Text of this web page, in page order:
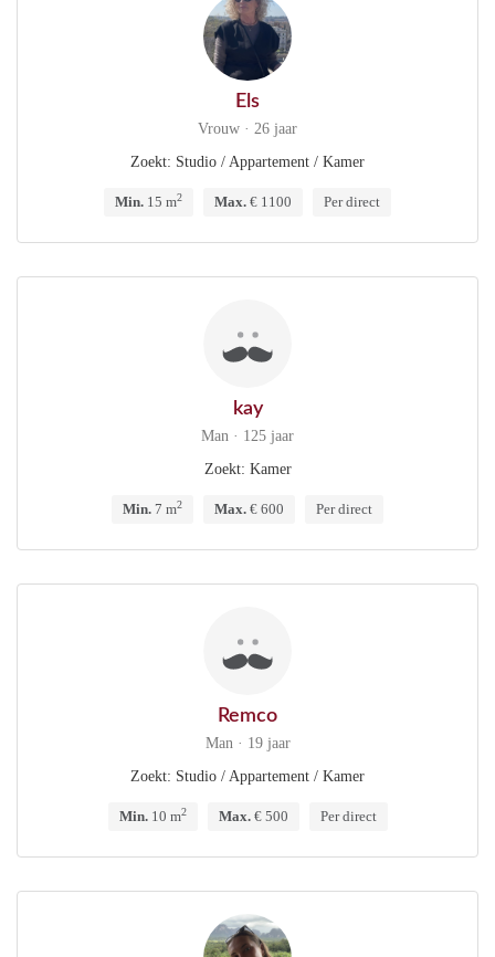
Els
Vrouw · 26 jaar
Zoekt: Studio / Appartement / Kamer
Min. 15 m2 Max. € 1100 Per direct
kay
Man · 125 jaar
Zoekt: Kamer
Min. 7 m2 Max. € 600 Per direct
Remco
Man · 19 jaar
Zoekt: Studio / Appartement / Kamer
Min.10 m2 Max.€ 500 Per direct